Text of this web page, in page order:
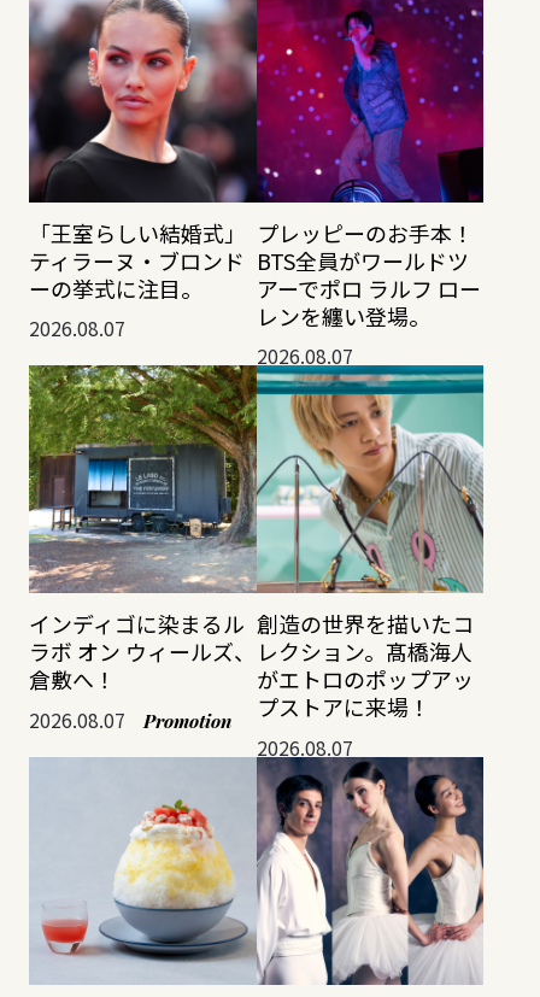
「王室らしい結婚式」
ティラーヌ・ブロンド
ーの挙式に注目。
2026.08.07
プレッピーのお手本！
BTS全員がワールドツ
アーでポロ ラルフ ロー
レンを纏い登場。
2026.08.07
インディゴに染まるル
ラボ オン ウィールズ、
倉敷へ！
2026.08.07 Promotion
創造の世界を描いたコ
レクション。髙橋海人
がエトロのポップアッ
プストアに来場！
2026.08.07